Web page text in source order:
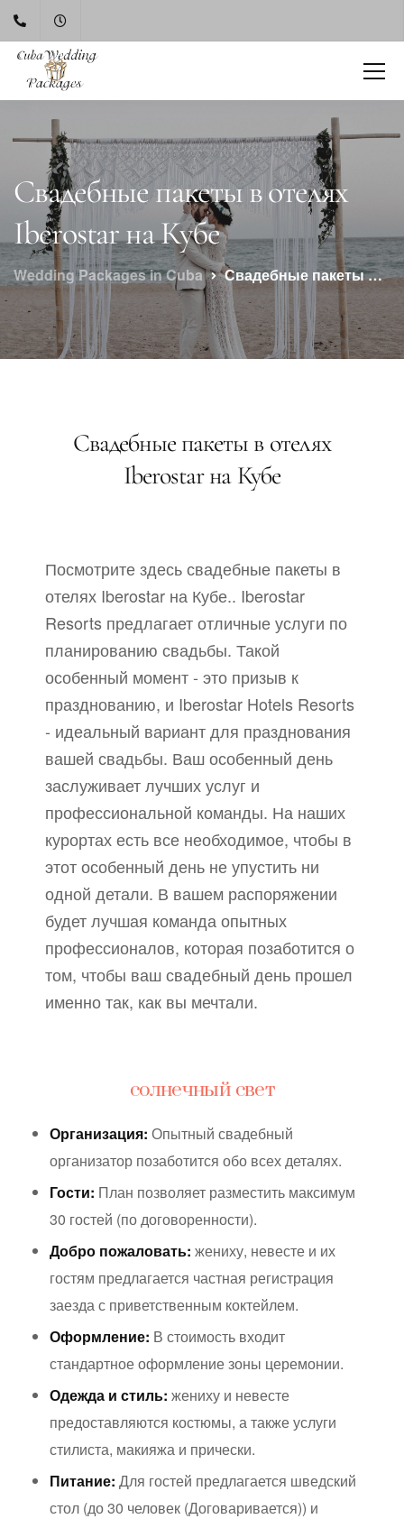
Свадебные пакеты в отелях
Iberostar на Кубе
Wedding Packages in Cuba Свадебные пакеты в отелях Iberostar на Кубе
Свадебные пакеты в отелях
Iberostar на Кубе
Посмотрите здесь свадебные пакеты в
отелях Iberostar на Кубе.. Iberostar
Resorts предлагает отличные услуги по
планированию свадьбы. Такой
особенный момент - это призыв к
празднованию, и Iberostar Hotels Resorts
- идеальный вариант для празднования
вашей свадьбы. Ваш особенный день
заслуживает лучших услуг и
профессиональной команды. На наших
курортах есть все необходимое, чтобы в
этот особенный день не упустить ни
одной детали. В вашем распоряжении
будет лучшая команда опытных
профессионалов, которая позаботится о
том, чтобы ваш свадебный день прошел
именно так, как вы мечтали.
солнечный свет
Организация: Опытный свадебный
организатор позаботится обо всех деталях.
Гости: План позволяет разместить максимум
30 гостей (по договоренности).
Добро пожаловать: жениху, невесте и их
гостям предлагается частная регистрация
заезда с приветственным коктейлем.
Оформление: В стоимость входит
стандартное оформление зоны церемонии.
Одежда и стиль: жениху и невесте
предоставляются костюмы, а также услуги
стилиста, макияжа и прически.
Питание: Для гостей предлагается шведский
стол (до 30 человек (Договаривается)) и